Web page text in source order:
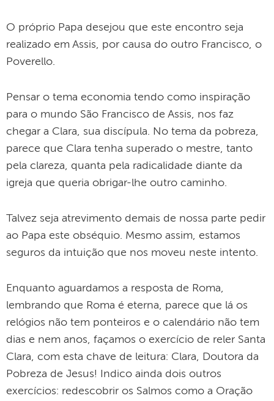
O próprio Papa desejou que este encontro seja
realizado em Assis, por causa do outro Francisco, o
Poverello.
Pensar o tema economia tendo como inspiração
para o mundo São Francisco de Assis, nos faz
chegar a Clara, sua discípula. No tema da pobreza,
parece que Clara tenha superado o mestre, tanto
pela clareza, quanta pela radicalidade diante da
igreja que queria obrigar-lhe outro caminho.
Talvez seja atrevimento demais de nossa parte pedir
ao Papa este obséquio. Mesmo assim, estamos
seguros da intuição que nos moveu neste intento.
Enquanto aguardamos a resposta de Roma,
lembrando que Roma é eterna, parece que lá os
relógios não tem ponteiros e o calendário não tem
dias e nem anos, façamos o exercício de reler Santa
Clara, com esta chave de leitura: Clara, Doutora da
Pobreza de Jesus! Indico ainda dois outros
exercícios: redescobrir os Salmos como a Oração